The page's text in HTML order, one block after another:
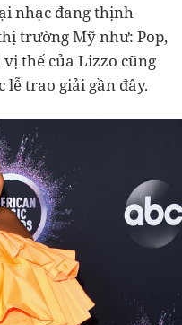
nhạc đang thịnh
trường Mỹ như: Pop,
vị thế của Lizzo cũng
lễ trao giải gần đây.